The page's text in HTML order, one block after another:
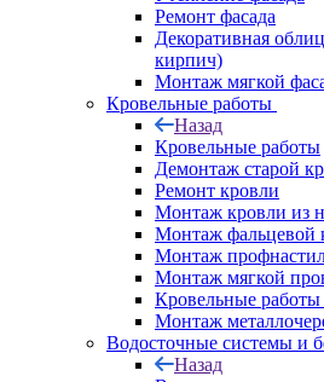
Ремонт фасада
Декоративная
кирпич)
Монтаж мягкой
Кровельные работы
Назад
Кровельные работы
Демонтаж старой
Ремонт кровли
Монтаж кровли из
Монтаж фальцевой
Монтаж
Монтаж мягкой
Кровельные
Монтаж
Водосточные системы и
Назад